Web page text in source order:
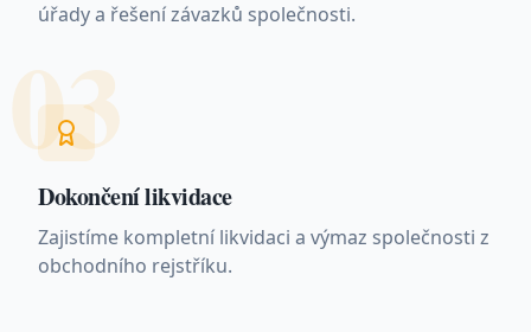
úřady a řešení závazků společnosti.
03
Dokončení likvidace
Zajistíme kompletní likvidaci a výmaz společnosti z
obchodního rejstříku.